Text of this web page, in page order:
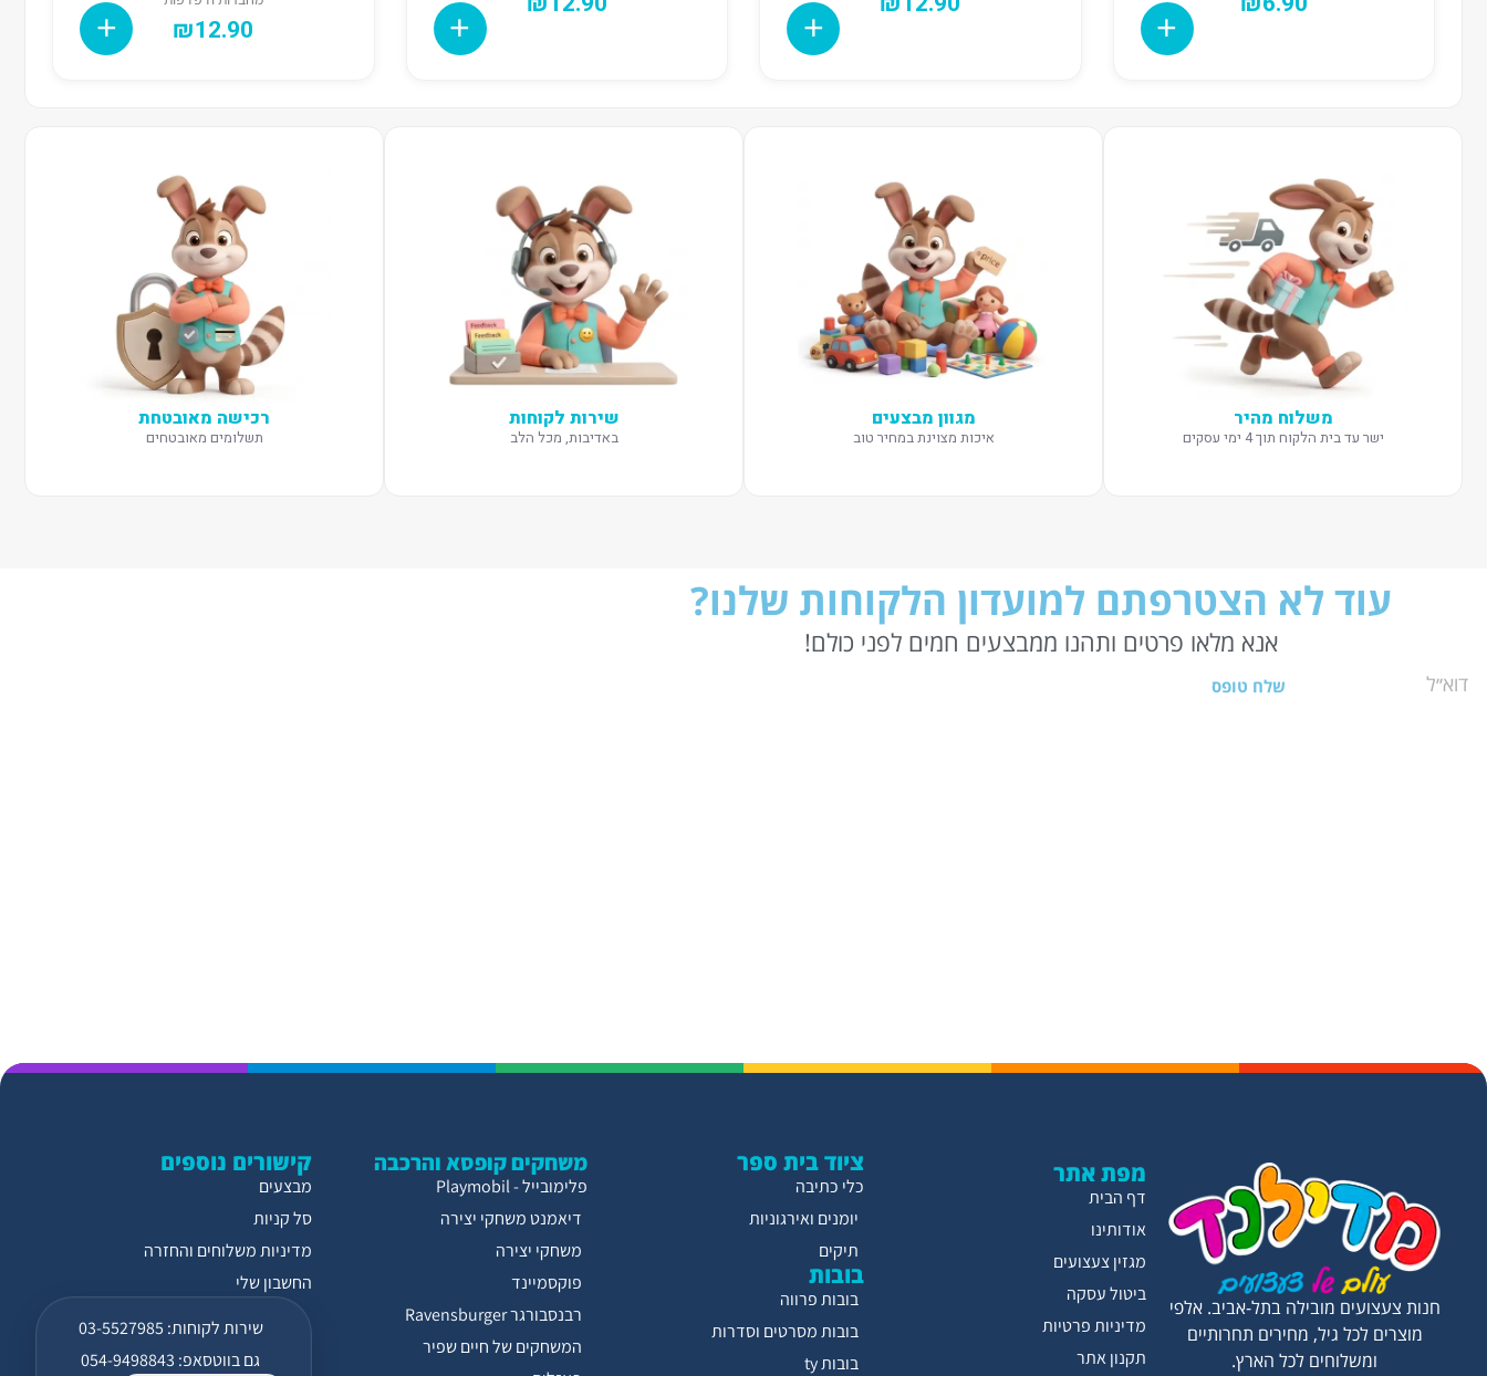
₪12.90
משלוח מהיר
ישר עד בית הלקוח תוך 4 ימי עסקים
מגוון מבצעים
איכות מצוינת במחיר טוב
שירות לקוחות
באדיבות, מכל הלב
רכישה מאובטחת
תשלומים מאובטחים
עוד לא הצטרפתם למועדון הלקוחות שלנו?
אנא מלאו פרטים ותהנו ממבצעים חמים לפני כולם!
שלח טופס
קישורים נוספים
מבצעים
סל קניות
מדיניות משלוחים והחזרה
החשבון שלי
שירות לקוחות: 03-5527985
גם בווטסאפ: 054-9498843
משחקים קופסא והרכבה
פלימובייל - Playmobil
דיאמנט משחקי יצירה
משחקי יצירה
פוקסמיינד
רבנסבורגר Ravensburger
המשחקים של חיים שפיר
ציוד בית ספר
כלי כתיבה
יומנים ואירגוניות
תיקים
בובות
בובות פרווה
בובות מסרטים וסדרות
בובות ty
מפת אתר
דף הבית
אודותינו
מגזין צעצועים
ביטול עסקה
מדיניות פרטיות
תקנון אתר
חנות צעצועים מובילה בתל-אביב. אלפי
מוצרים לכל גיל, מחירים תחרותיים
ומשלוחים לכל הארץ.